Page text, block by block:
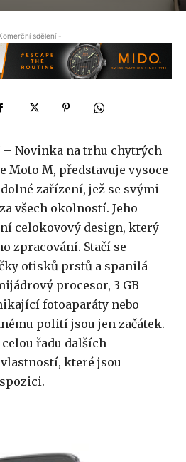
sdělení -
– Novinka na trhu chytrých
Moto M, představuje vysoce
zařízení, jež se svými
všech okolností. Jeho
celokovový design, který
zpracování. Stačí se
otisků prstů a spanilá
procesor, 3 GB
fotoaparáty nebo
polití jsou jen začátek.
řadu dalších
které jsou